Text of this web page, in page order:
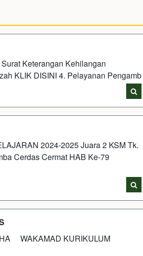
Keterangan Kehilangan
KLIK DISINI 4. Pelayanan Pengamb
2024-2025 Juara 2 KSM Tk.
Cerdas Cermat HAB Ke-79
WAKAMAD KURIKULUM